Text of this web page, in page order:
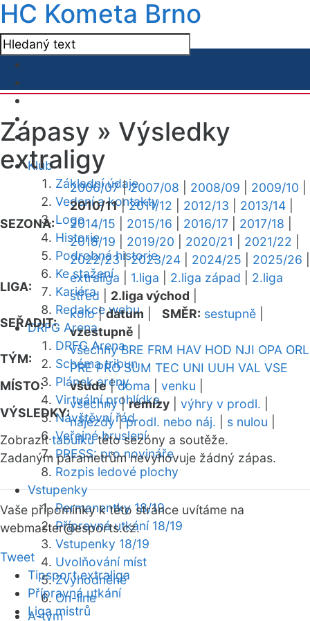
HC Kometa Brno
Klub
Základní údaje
Vedení a kontakty
Logo
Historie
Podrobná historie
Ke stažení
Kariéra
Redakce webu
DRFG Arena
DRFG Arena
Schéma tribun
Plánek areny
Virtuální prohlídka
Návštěvní řád
Veřejné bruslení
PRESS: pro novináře
Rozpis ledové plochy
Vstupenky
Permanentky 18/19
Přípravná utkání 18/19
Vstupenky 18/19
Uvolňování míst
Zvýhodněné
On-line
A-tým
Zápasy » Výsledky
extraligy
SEZONA:
2006/07|2007/08 2008/09 2009/10
2010/11|2011/12 2012/13 2013/14
2014/15
2015/16 2016/17 2017/18
2018/19
2019/20 2020/21 2021/22
2022/23|2023/24 2024/25 2025/26
LIGA:
extraliga 1.liga 2.liga západ
2.liga
střed
2.liga východ
SEŘADIT:
kolo|datum SMĚR: sestupně
vzestupně
TÝM:
všechny BRE FRM HAV HOD NJI OPA ORL
PRE PRO SUM TEC UNI UUH VAL VSE
MÍSTO:
všude|doma venku
VÝSLEDKY:
všechny|remízy výhry v prodl.
nájezdy|prodl. nebo náj. s nulou
Zobrazittabulkutéto sezóny a soutěže.
Zadaným parametrům nevyhovuje žádný zápas.
Vaše připomínky k této stránce uvítáme na
webmaster@esports.cz.
Tweet
Tipsport extraliga
Přípravná utkání
Liga mistrů